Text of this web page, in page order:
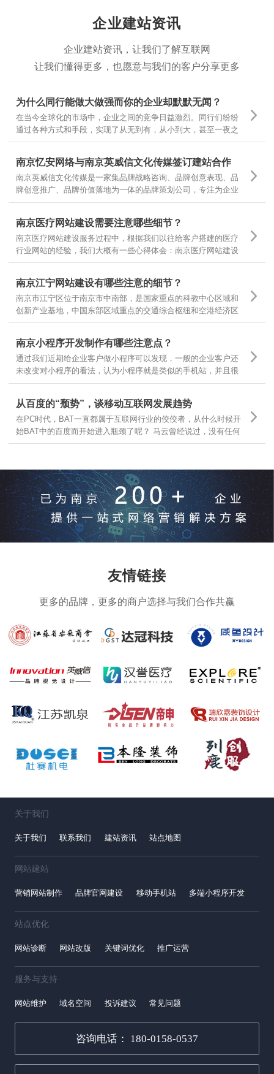
企业建站资讯
企业建站资讯，让我们了解互联网
让我们懂得更多，也愿意与我们的客户分享更多
为什么同行能做大做强而你的企业却默默无闻？
在当今全球化的市场中，企业之间的竞争日益激烈。同行们纷纷
通过各种方式和手段，实现了从无到有，从小到大，甚至一夜之
间家喻户晓。然而，为什么有些企业却仍然在默默无闻中挣扎
南京忆安网络与南京英威信文化传媒签订建站合作
南京英威信文化传媒是一家集品牌战略咨询、品牌创意表现、品
牌创意推广、品牌价值落地为一体的品牌策划公司，专注为企业
提供品牌定位和品牌设计 坚持专项调研，精准诊断，团队策划，
一种认可
南京医疗网站建设需要注意哪些细节？
南京医疗网站建设服务过程中，根据我们以往给客户搭建的医疗
行业网站的经验，我们大概有一些心得体会：南京医疗网站建设
基本有以下几个领域，有的企业做医疗器械，有的做医疗咨询，
域，结合自身需求，定位不同的医疗网站建设
南京江宁网站建设有哪些注意的细节？
南京市江宁区位于南京市中南部，是国家重点的科教中心区域和
创新产业基地，中国东部区域重点的交通综合枢纽和空港经济区
枢纽。南京江宁从东西南三面环抱南京主城区，航空、港口、铁
站建设有哪些需要注意的细节？
南京小程序开发制作有哪些注意点？
通过我们近期给企业客户做小程序可以发现，一般的企业客户还
未改变对小程序的看法，认为小程序就是类似的手机站，并且很
多客户都让我们按照手机站的样式和功能去开发小程序，是因为
大家分享下，那么小程序制作有哪些要点呢？
从百度的“颓势”，谈移动互联网发展趋势
在PC时代，BAT一直都属于互联网行业的佼佼者，从什么时候开
始BAT中的百度而开始进入瓶颈了呢？ 马云曾经说过，没有任何
一个互联网企业可以保证10年之内还能存在，可见互联网行业的
析，互联网发展的趋势和前景
友情链接
更多的品牌，更多的商户选择与我们合作共赢
关于我们
关于我们 联系我们 建站资讯 站点地图
网站建站
营销网站制作 品牌官网建设 移动手机站 多端小程序开发
站点优化
网站诊断 网站改版 关键词优化 推广运营
服务与支持
网站维护 域名空间 投诉建议 常见问题
咨询电话： 180-0158-0537